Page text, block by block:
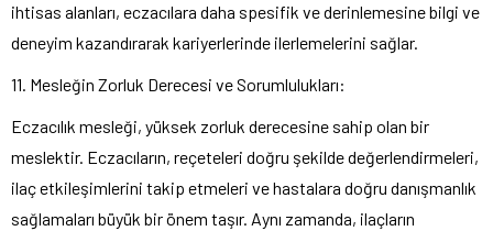
ihtisas alanları, eczacılara daha spesifik ve derinlemesine bilgi ve
deneyim kazandırarak kariyerlerinde ilerlemelerini sağlar.
11. Mesleğin Zorluk Derecesi ve Sorumlulukları:
Eczacılık mesleği, yüksek zorluk derecesine sahip olan bir
meslektir. Eczacıların, reçeteleri doğru şekilde değerlendirmeleri,
ilaç etkileşimlerini takip etmeleri ve hastalara doğru danışmanlık
sağlamaları büyük bir önem taşır. Aynı zamanda, ilaçların